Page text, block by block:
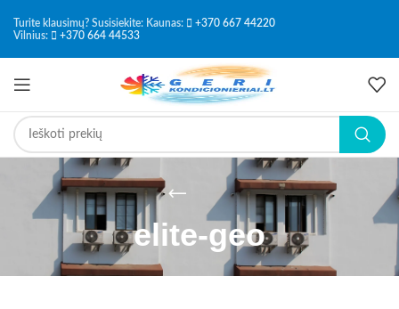
Turite klausimų? Susisiekite: Kaunas:
+370 667 44220
Vilnius:
+370 664 44533
elite-geo